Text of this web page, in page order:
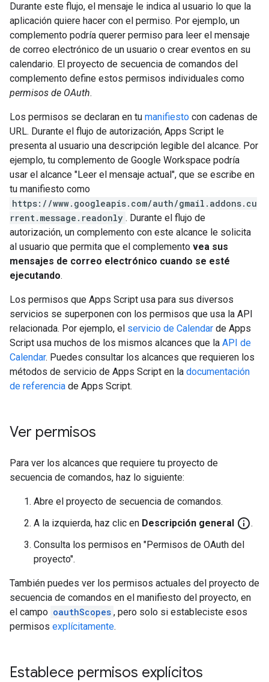
Durante este flujo, el mensaje le indica al usuario lo que la
aplicación quiere hacer con el permiso. Por ejemplo, un
complemento podría querer permiso para leer el mensaje
de correo electrónico de un usuario o crear eventos en su
calendario. El proyecto de secuencia de comandos del
complemento define estos permisos individuales como
permisos de OAuth.
Los permisos se declaran en tu manifiesto con cadenas de
URL. Durante el flujo de autorización, Apps Script le
presenta al usuario una descripción legible del alcance. Por
ejemplo, tu complemento de Google Workspace podría
usar el alcance "Leer el mensaje actual", que se escribe en
tu manifiesto como
https://www.googleapis.com/auth/gmail.addons.cu
rrent.message.readonly . Durante el flujo de
autorización, un complemento con este alcance le solicita
al usuario que permita que el complemento vea sus
mensajes de correo electrónico cuando se esté
ejecutando.
Los permisos que Apps Script usa para sus diversos
servicios se superponen con los permisos que usa la API
relacionada. Por ejemplo, el servicio de Calendar de Apps
Script usa muchos de los mismos alcances que la API de
Calendar. Puedes consultar los alcances que requieren los
métodos de servicio de Apps Script en la documentación
de referencia de Apps Script.
Ver permisos
Para ver los alcances que requiere tu proyecto de
secuencia de comandos, haz lo siguiente:
Abre el proyecto de secuencia de comandos.
A la izquierda, haz clic en Descripción general info_outline.
Consulta los permisos en "Permisos de OAuth del
proyecto".
También puedes ver los permisos actuales del proyecto de
secuencia de comandos en el manifiesto del proyecto, en
el campo oauthScopes , pero solo si estableciste esos
permisos explícitamente.
Establece permisos explícitos